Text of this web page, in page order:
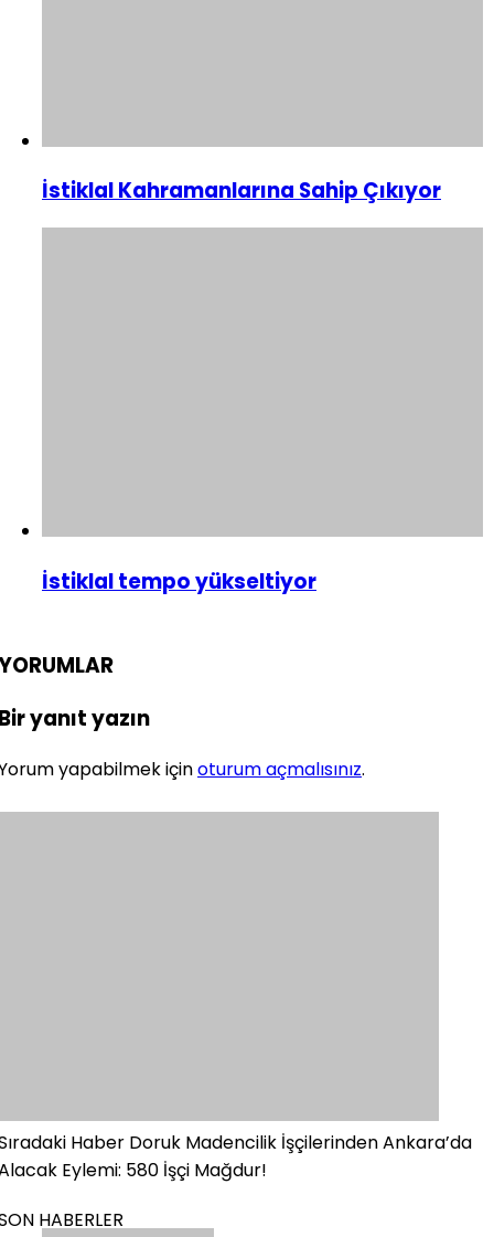
İstiklal Kahramanlarına Sahip Çıkıyor
İstiklal tempo yükseltiyor
yanıt yazın
yapabilmek içinoturum açmalısınız.
Haber Doruk Madencilik İşçilerinden Ankara’da
Eylemi: 580 İşçi Mağdur!
HABERLER